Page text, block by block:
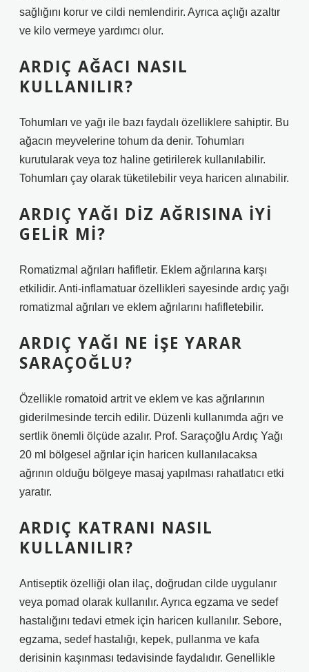
sağlığını korur ve cildi nemlendirir. Ayrıca açlığı azaltır
ve kilo vermeye yardımcı olur.
ARDIÇ AĞACI NASIL
KULLANILIR?
Tohumları ve yağı ile bazı faydalı özelliklere sahiptir. Bu
ağacın meyvelerine tohum da denir. Tohumları
kurutularak veya toz haline getirilerek kullanılabilir.
Tohumları çay olarak tüketilebilir veya haricen alınabilir.
ARDIÇ YAĞI DIZ AĞRISINA IYI
GELIR MI?
Romatizmal ağrıları hafifletir. Eklem ağrılarına karşı
etkilidir. Anti-inflamatuar özellikleri sayesinde ardıç yağı
romatizmal ağrıları ve eklem ağrılarını hafifletebilir.
ARDIÇ YAĞI NE IŞE YARAR
SARAÇOĞLU?
Özellikle romatoid artrit ve eklem ve kas ağrılarının
giderilmesinde tercih edilir. Düzenli kullanımda ağrı ve
sertlik önemli ölçüde azalır. Prof. Saraçoğlu Ardıç Yağı
20 ml bölgesel ağrılar için haricen kullanılacaksa
ağrının olduğu bölgeye masaj yapılması rahatlatıcı etki
yaratır.
ARDIÇ KATRANI NASIL
KULLANILIR?
Antiseptik özelliği olan ilaç, doğrudan cilde uygulanır
veya pomad olarak kullanılır. Ayrıca egzama ve sedef
hastalığını tedavi etmek için haricen kullanılır. Sebore,
egzama, sedef hastalığı, kepek, pullanma ve kafa
derisinin kaşınması tedavisinde faydalıdır. Genellikle